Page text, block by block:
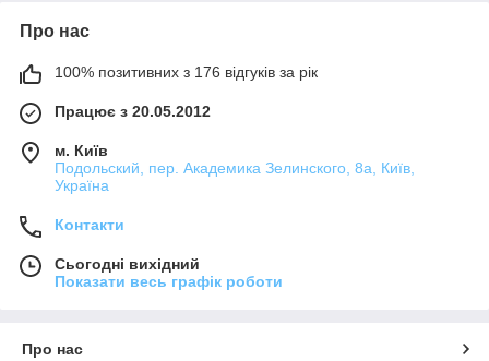
Про нас
100% позитивних з 176 відгуків за рік
Працює з 20.05.2012
м. Київ
Подольский, пер. Академика Зелинского, 8а, Київ,
Україна
Контакти
Сьогодні вихідний
Показати весь графік роботи
Про нас